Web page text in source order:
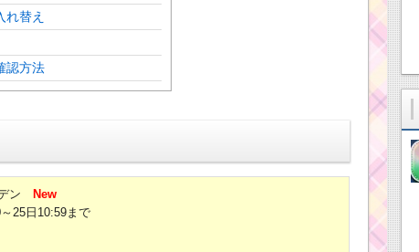
替え
認方法
ン New
25日10:59まで